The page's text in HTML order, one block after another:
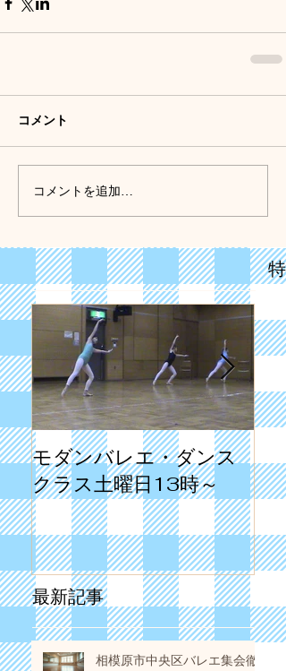
コメント
コメントを追加…
モダンバレエ・ダンス
クラス土曜日13時～
第
最新記事
相模原市中央区バレエ集会徹